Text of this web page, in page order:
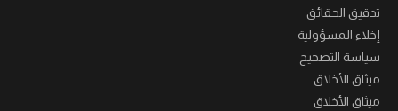
تدقيق الحقائق
إخلاء المسؤولية
سياسة التصحيح
ميثاق الأخلاق
ميثاق الأخلاق